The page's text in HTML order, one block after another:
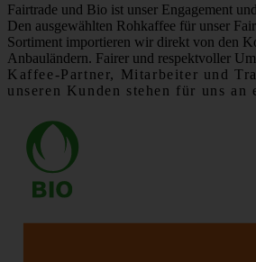
Fairtrade und Bio ist unser Engagement
Den ausgewählten Rohkaffee für unser
Sortiment importieren wir direkt von den
Anbauländern. Fairer und respektvoller
Kaffee-Partner, Mitarbeiter und
unseren Kunden stehen für uns an